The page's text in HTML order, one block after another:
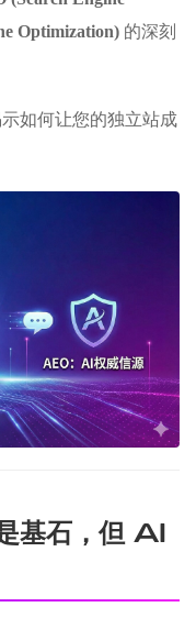
Optimization) 的深刻
如何让您的独立站成
基石，但 AI